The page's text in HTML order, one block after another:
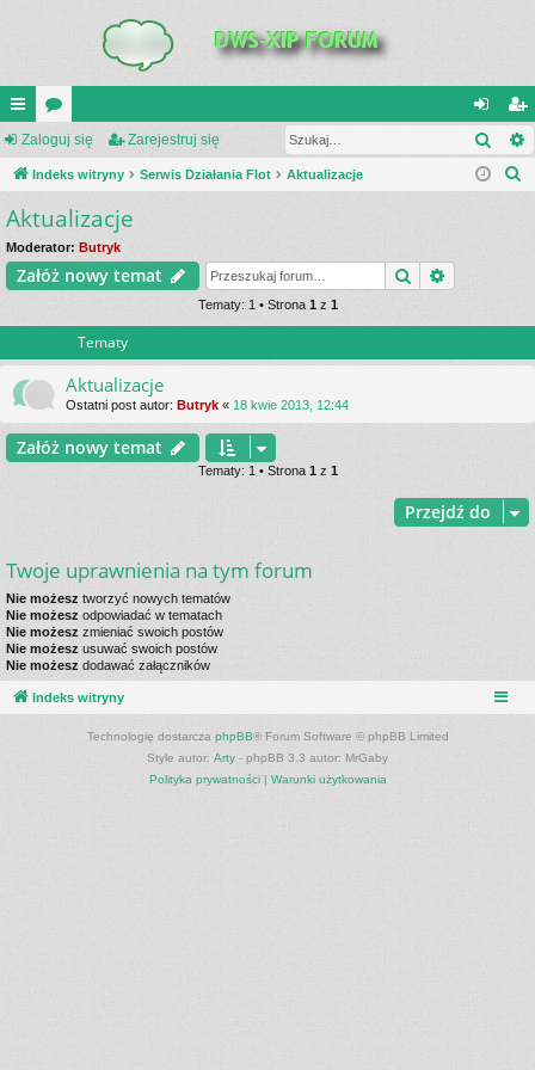
UI
C
K
_L
IN
or
a
al
og
ar
ej
Zaloguj się Zarejestruj się
Indeks witryny Serwis Działania Flot Aktualizacje
Aktualizacje
Moderator: Butryk
Załóż nowy temat Szukaj
Tematy: 1 • Strona 1 z 1
Tematy
Aktualizacje
Ostatni post autor: Butryk « 18 kwie 2013, 12:44
Załóż nowy temat
Tematy: 1 • Strona 1z 1
Przejdź do
Twoje uprawnienia na tym forum
Nie możesz tworzyć nowych tematów
Nie możesz odpowiadać w tematach
Nie możesz zmieniać swoich postów
Nie możesz usuwać swoich postów
Nie możesz dodawać załączników
Indeks witryny
Technologię dostarcza phpBB® Forum Software © phpBB Limited
Style autor: Arty - phpBB 3.3 autor: MrGaby
Polityka prywatności| Warunki użytkowania